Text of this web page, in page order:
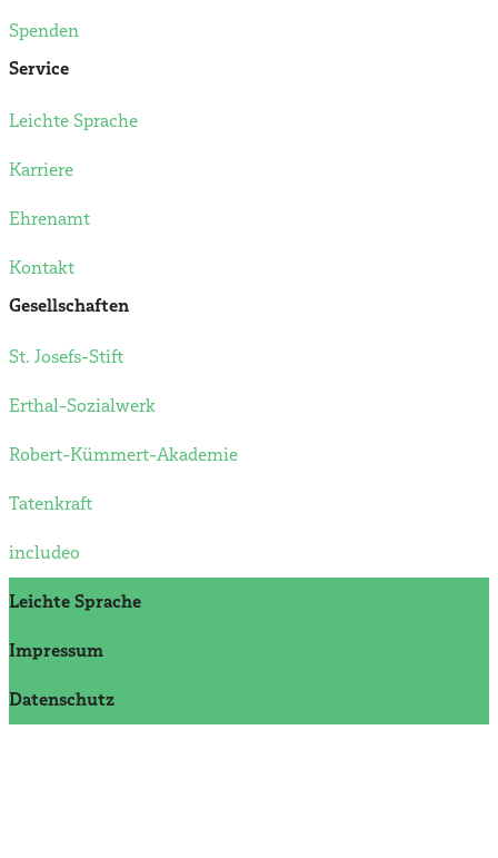
Spenden
Service
Leichte Sprache
Karriere
Ehrenamt
Kontakt
Gesellschaften
St. Josefs-Stift
Erthal-Sozialwerk
Robert-Kümmert-Akademie
Tatenkraft
includeo
Leichte Sprache
Impressum
Datenschutz­